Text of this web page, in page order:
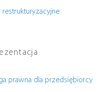
restrukturyzacyjne
prawna dla przedsiębiorcy